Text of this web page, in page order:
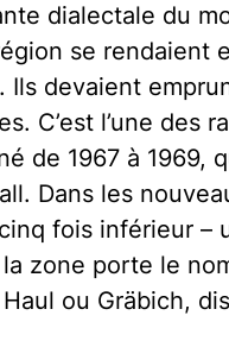
dialectale du
se rendaient
Ils devaient
C’est l’une des
de 1967 à 1969,
Dans les
fois inférieur –
zone porte le
ou Gräbich,